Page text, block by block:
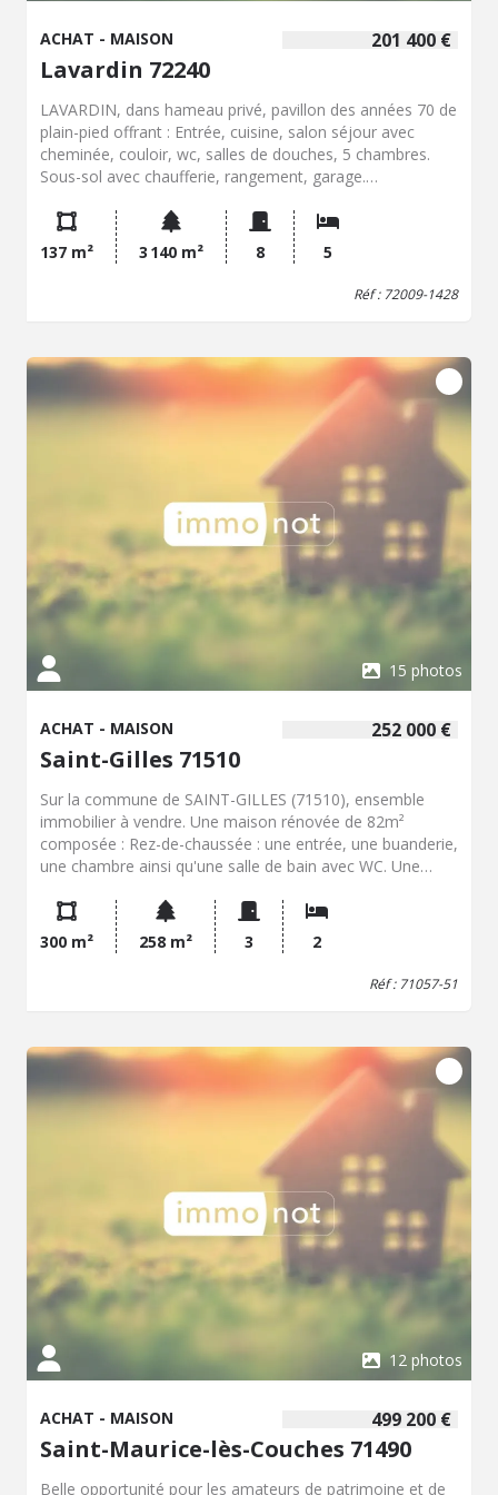
201 400 €
ACHAT - MAISON
Lavardin 72240
LAVARDIN, dans hameau privé, pavillon des années 70 de
plain-pied offrant : Entrée, cuisine, salon séjour avec
cheminée, couloir, wc, salles de douches, 5 chambres.
Sous-sol avec chaufferie, rangement, garage.
fioul. Prévoir travaux. 3 autres garages, portail motorisé,
terrain clos boisé, parcelle de 3140 m² au cadastre.
137 m² 3 140 m² 8 5
Réf : 72009-1428
15 photos
252 000 €
ACHAT - MAISON
Saint-Gilles 71510
Sur la commune de SAINT-GILLES (71510), ensemble
immobilier à vendre. Une maison rénovée de 82m²
composée : Rez-de-chaussée : une entrée, une buanderie,
une chambre ainsi qu'une salle de bain avec WC. Une
sur le séjour, accès à une terrasse. Premier étage : une
chambre parentale équipée d'une salle d'eau et d'un WC.
Une maison à rénover élevée sur caves voûtées. Cette
bâtisse développe environ 120 m² par niveau, offrant de
300 m² 258 m² 3 2
Réf : 71057-51
12 photos
499 200 €
ACHAT - MAISON
Saint-Maurice-lès-Couches 71490
Belle opportunité pour les amateurs de patrimoine et de